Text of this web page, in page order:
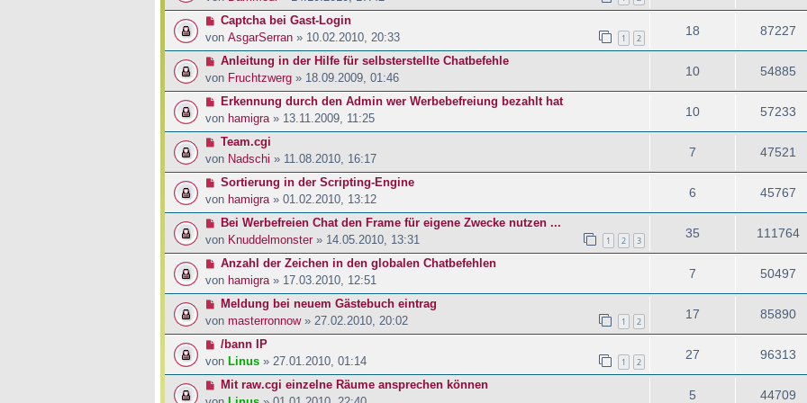
Captcha bei Gast-Login
von AsgarSerran » 10.02.2010, 20:33 1 2
18 87227
Anleitung in der Hilfe für selbsterstellte Chatbefehle
von Fruchtzwerg » 18.09.2009, 01:46 10 54885
Erkennung durch den Admin wer Werbebefreiung bezahlt hat
von hamigra » 13.11.2009, 11:25 10 57233
Team.cgi
von Nadschi » 11.08.2010, 16:17 7 47521
Sortierung in der Scripting-Engine
von hamigra » 01.02.2010, 13:12 6 45767
Bei Werbefreien Chat den Frame für eigene Zwecke nutzen ...
von Knuddelmonster » 14.05.2010, 13:31 1 2 3
35 111764
Anzahl der Zeichen in den globalen Chatbefehlen
von hamigra » 17.03.2010, 12:51 7 50497
Meldung bei neuem Gästebuch eintrag
von masterronnow» 27.02.2010, 20:02 1 2
17 85890
/bann IP
von Linus » 27.01.2010, 01:14 1 2
27 96313
Mit raw.cgi einzelne Räume ansprechen können
5 44709